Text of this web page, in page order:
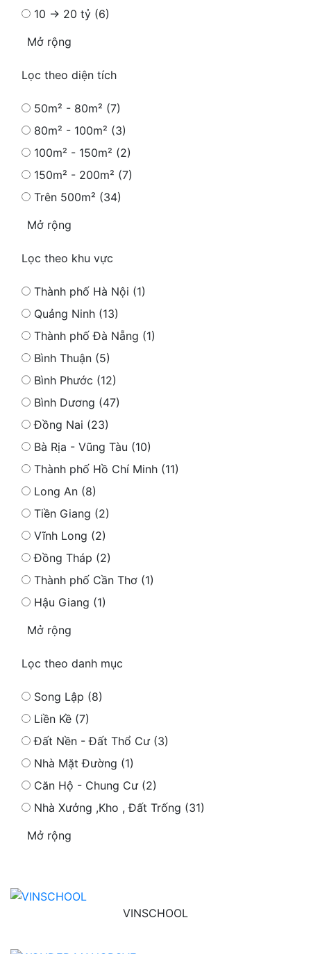
10 → 20 tỷ (6)
Mở rộng
Lọc theo diện tích
50m² - 80m² (7)
80m² - 100m² (3)
100m² - 150m² (2)
150m² - 200m² (7)
Trên 500m² (34)
Mở rộng
Lọc theo khu vực
Thành phố Hà Nội (1)
Quảng Ninh (13)
Thành phố Đà Nẵng (1)
Bình Thuận (5)
Bình Phước (12)
Bình Dương (47)
Đồng Nai (23)
Bà Rịa - Vũng Tàu (10)
Thành phố Hồ Chí Minh (11)
Long An (8)
Tiền Giang (2)
Vĩnh Long (2)
Đồng Tháp (2)
Thành phố Cần Thơ (1)
Hậu Giang (1)
Mở rộng
Lọc theo danh mục
Song Lập (8)
Liền Kề (7)
Đất Nền - Đất Thổ Cư (3)
Nhà Mặt Đường (1)
Căn Hộ - Chung Cư (2)
Nhà Xưởng ,Kho , Đất Trống (31)
Mở rộng
VINSCHOOL